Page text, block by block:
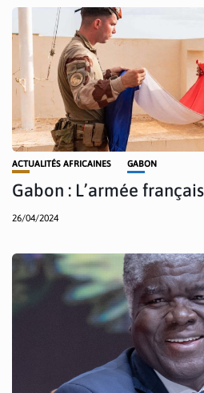
ACTUALITÉS AFRICAINES GABON
Gabon : L’armée
26/04/2024